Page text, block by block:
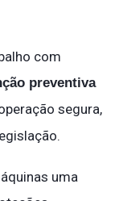
com
preventiva
segura,
uma